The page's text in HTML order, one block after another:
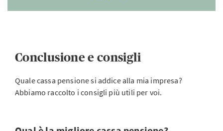
Conclusione e consigli
Quale cassa pensione si addice alla mia impresa?
Abbiamo raccolto i consigli più utili per voi.